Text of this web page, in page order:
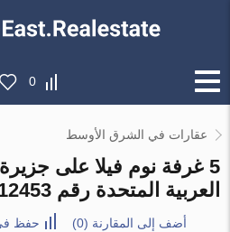
0
عقارات في الشرق الأوسط
5 غرفة نوم فيلا على
العربية المتحدة رقم 12453
أضف إلى المقارنة (
0
) حفظ في